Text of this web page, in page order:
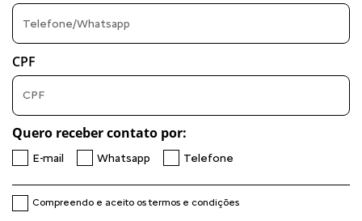
CPF
Quero receber contato por:
E-mail Whatsapp Telefone
Compreendo e aceito os termos e condições